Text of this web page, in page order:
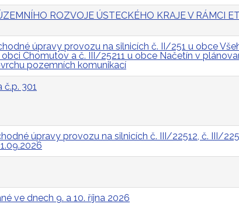
ROZVOJE ÚSTECKÉHO KRAJE V RÁMCI
úpravy provozu na silnicích č. II/251 u obce
Chomutov a č. III/25211 u obce Načetín v
pozemních komunikací
301
úpravy provozu na silnicích č. III/22512, č. III/
ve dnech 9. a 10. října 2026